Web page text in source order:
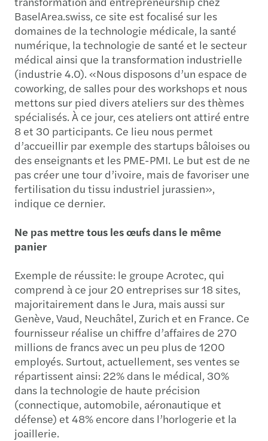
BaselArea.swiss, ce site est focalisé sur les
domaines de la technologie médicale, la santé
numérique, la technologie de santé et le secteur
médical ainsi que la transformation industrielle
(industrie 4.0). «Nous disposons d’un espace de
coworking, de salles pour des workshops et nous
mettons sur pied divers ateliers sur des thèmes
spécialisés. À ce jour, ces ateliers ont attiré entre
8 et 30 participants. Ce lieu nous permet
d’accueillir par exemple des startups bâloises ou
des enseignants et les PME-PMI. Le but est de ne
pas créer une tour d’ivoire, mais de favoriser une
fertilisation du tissu industriel jurassien»,
indique ce dernier.
Ne pas mettre tous les œufs dans le même
panier
Exemple de réussite: le groupe Acrotec, qui
comprend à ce jour 20 entreprises sur 18 sites,
majoritairement dans le Jura, mais aussi sur
Genève, Vaud, Neuchâtel, Zurich et en France. Ce
fournisseur réalise un chiffre d’affaires de 270
millions de francs avec un peu plus de 1200
employés. Surtout, actuellement, ses ventes se
répartissent ainsi: 22% dans le médical, 30%
dans la technologie de haute précision
(connectique, automobile, aéronautique et
défense) et 48% encore dans l’horlogerie et la
joaillerie.